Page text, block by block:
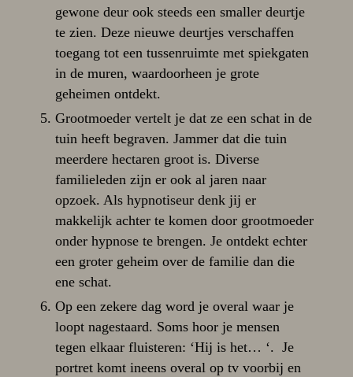
gewone deur ook steeds een smaller deurtje
te zien. Deze nieuwe deurtjes verschaffen
toegang tot een tussenruimte met spiekgaten
in de muren, waardoorheen je grote
geheimen ontdekt.
Grootmoeder vertelt je dat ze een schat in de
tuin heeft begraven. Jammer dat die tuin
meerdere hectaren groot is. Diverse
familieleden zijn er ook al jaren naar
opzoek. Als hypnotiseur denk jij er
makkelijk achter te komen door grootmoeder
onder hypnose te brengen. Je ontdekt echter
een groter geheim over de familie dan die
ene schat.
Op een zekere dag word je overal waar je
loopt nagestaard. Soms hoor je mensen
tegen elkaar fluisteren: ‘Hij is het… ‘. Je
portret komt ineens overal op tv voorbij en